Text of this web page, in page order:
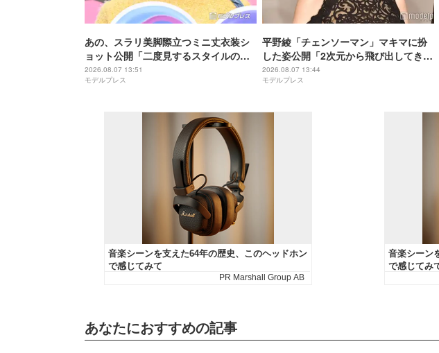
あの、スラリ美脚際立つミニ丈衣装シ
ョット公開「二度見するスタイルの良
さ」「完璧な着こなし」と反響
2026.08.07 13:51
モデルプレス
平野綾「チェンソーマン」マキマに扮
した姿公開「2次元から飛び出してきた
みたい」「美しさに思わず目を奪われ
た」と反響
2026.08.07 13:44
モデルプレス
あなたにおすすめの記事